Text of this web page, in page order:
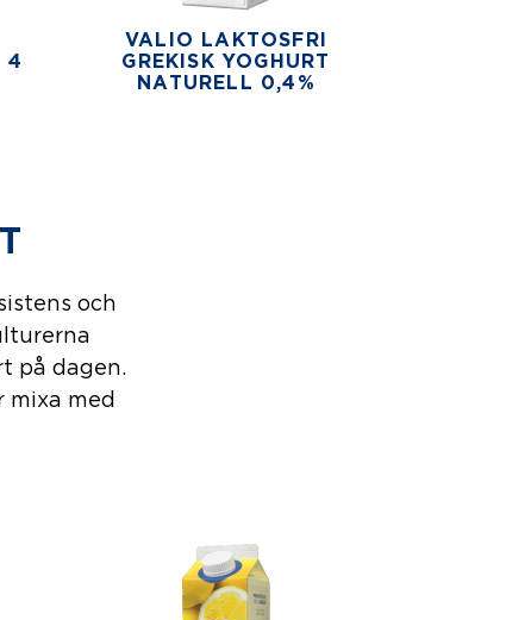
4
VALIO LAKTOSFRI
GREKISK YOGHURT
NATURELL 0,4%
och
på dagen.
mixa med